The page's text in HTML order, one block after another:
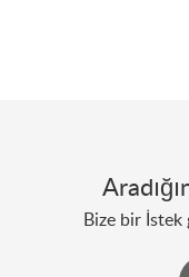
Bize bir İstek